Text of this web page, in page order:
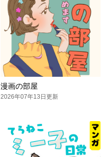
漫画の部屋
2026年07年13日更新